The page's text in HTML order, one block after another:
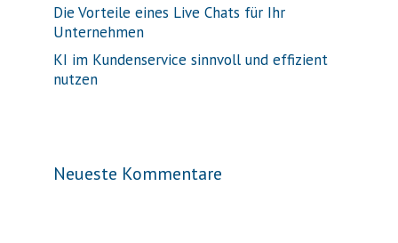
Die Vorteile eines Live Chats für Ihr
Unternehmen
KI im Kundenservice sinnvoll und effizient
nutzen
Neueste Kommentare